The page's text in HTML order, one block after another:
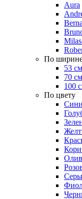
Aura
По
53 см
70 см
100
По цвету